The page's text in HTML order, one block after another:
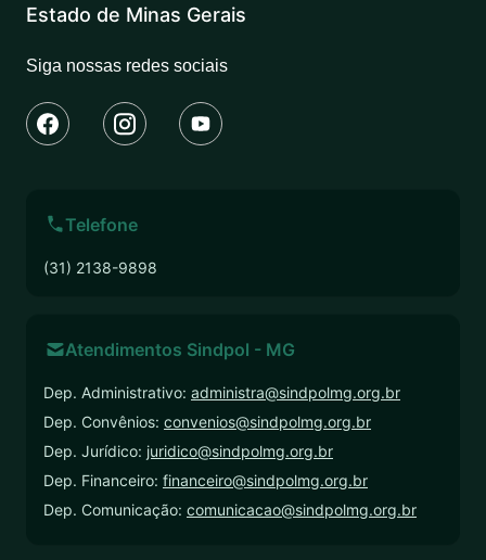
Estado de Minas Gerais
Siga nossas redes sociais
Telefone
(31) 2138-9898
Atendimentos Sindpol - MG
Dep. Administrativo: administra@sindpolmg.org.br
Dep. Convênios: convenios@sindpolmg.org.br
Dep. Jurídico: juridico@sindpolmg.org.br
Dep. Financeiro: financeiro@sindpolmg.org.br
Dep. Comunicação: comunicacao@sindpolmg.org.br